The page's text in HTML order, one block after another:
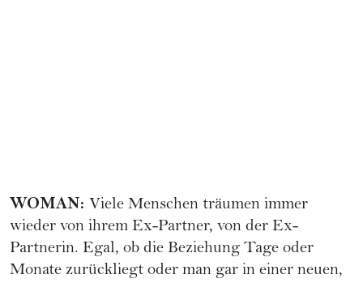
WOMAN: Viele Menschen träumen immer
wieder von ihrem Ex-Partner, von der Ex-
Partnerin. Egal, ob die Beziehung Tage oder
Monate zurückliegt oder man gar in einer neuen,